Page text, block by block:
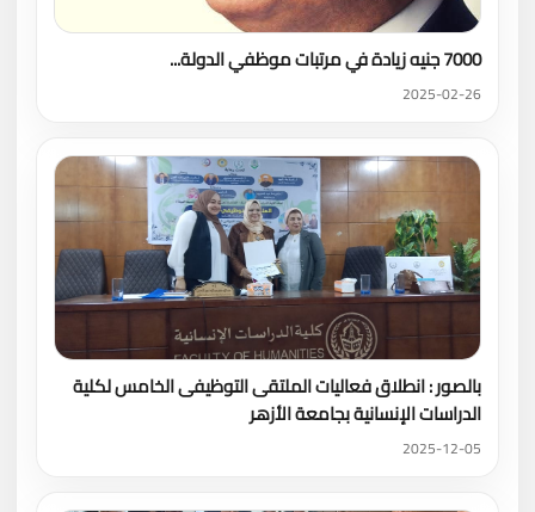
7000 جنيه زيادة في مرتبات موظفي الدولة...
2025-02-26
بالصور : انطلاق فعاليات الملتقى التوظيفى الخامس لكلية
الدراسات الإنسانية بجامعة الأزهر
2025-12-05